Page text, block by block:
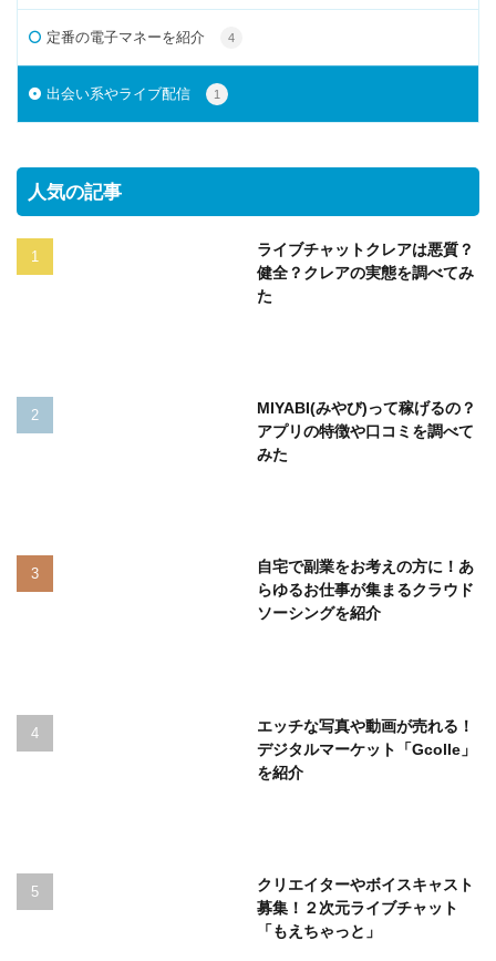
定番の電子マネーを紹介 4
出会い系やライブ配信 1
人気の記事
ライブチャットクレアは悪質？
健全？クレアの実態を調べてみ
た
MIYABI(みやび)って稼げるの？
アプリの特徴や口コミを調べて
みた
自宅で副業をお考えの方に！あ
らゆるお仕事が集まるクラウド
ソーシングを紹介
エッチな写真や動画が売れる！
デジタルマーケット「Gcolle」
を紹介
クリエイターやボイスキャスト
募集！２次元ライブチャット
「もえちゃっと」